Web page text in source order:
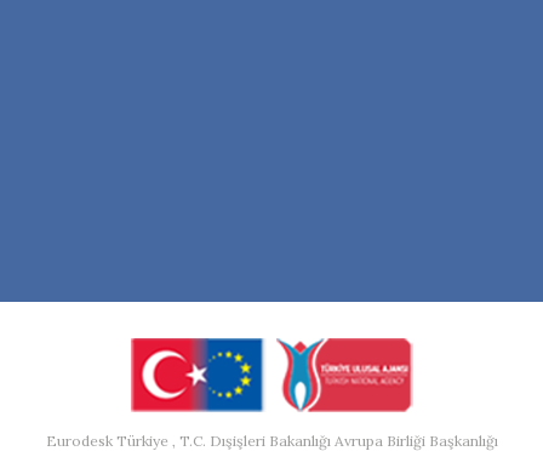
Eurodesk Türkiye , T.C. Dışişleri Bakanlığı Avrupa Birliği Başkanlığı